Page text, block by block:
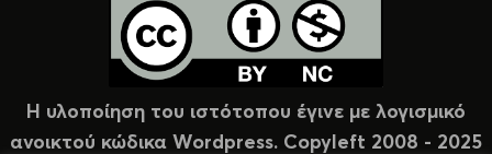
Η υλοποίηση του ιστότοπου έγινε με λογισμικό
ανοικτού κώδικα Wordpress. Copyleft 2008 - 2025